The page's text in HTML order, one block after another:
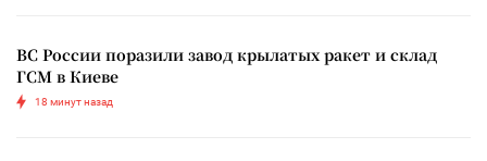
ВС России поразили завод крылатых ракет и склад
ГСМ в Киеве
18 минут назад